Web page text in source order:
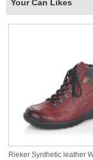
Your Can Likes
Rieker Synthetic leather